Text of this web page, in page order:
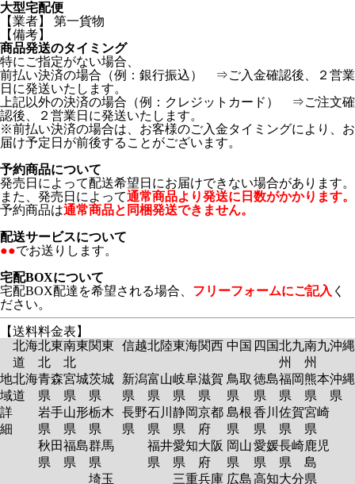
大型宅配便
【業者】 第一貨物
【備考】
商品発送のタイミング
特にご指定がない場合、
前払い決済の場合（例：銀行振込） ⇒ご入金確認後、２営業
日に発送いたします。
上記以外の決済の場合（例：クレジットカード） ⇒ご注文確
認後、２営業日に発送いたします。
※前払い決済の場合は、お客様のご入金タイミングにより、お
届け予定日が前後することがございます。
予約商品について
発売日によって配送希望日にお届けできない場合があります。
また、発売日によって通常商品より発送に日数がかかります。
予約商品は通常商品と同梱発送できません。
配送サービスについて
●●でお送りします。
宅配BOXについて
宅配BOX配達を希望される場合、 フリーフォームにご記入 く
ださい。
【送料料金表】
北海
道
北東
北
南東
北
関東 信越北陸東海関西 中国 四国北九
州
南九
州
沖縄
地
域
詳
細
北海
道
青森
県
岩手
県
秋田
県
宮城
県
山形
県
福島
県
茨城
県
栃木
県
群馬
県
埼玉
新潟
県
長野
県
富山
県
石川
県
福井
県
岐阜
県
静岡
県
愛知
県
三重
滋賀
県
京都
府
大阪
府
兵庫
鳥取
県
島根
県
岡山
県
広島
徳島
県
香川
県
愛媛
県
高知
福岡
県
佐賀
県
長崎
県
大分
熊本
県
宮崎
県
鹿児
島
県
沖縄
県